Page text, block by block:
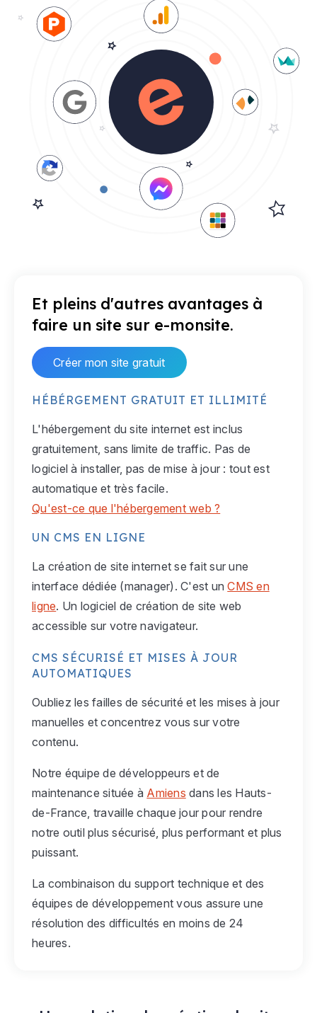
Et pleins d'autres avantages à
faire un site sur e-monsite.
Créer mon site gratuit
HÉBÉRGEMENT GRATUIT ET ILLIMITÉ
L'hébergement du site internet est inclus
gratuitement, sans limite de traffic. Pas de
logiciel à installer, pas de mise à jour : tout est
automatique et très facile.
Qu'est-ce que l'hébergement web ?
UN CMS EN LIGNE
La création de site internet se fait sur une
interface dédiée (manager). C'est unCMS en
ligne. Un logiciel de création de site web
accessible sur votre navigateur.
CMS SÉCURISÉ ET MISES À JOUR
AUTOMATIQUES
Oubliez les failles de sécurité et les mises à jour
manuelles et concentrez vous sur votre
contenu.
Notre équipe de développeurs et de
maintenance située à Amiens dans les Hauts-
de-France, travaille chaque jour pour rendre
notre outil plus sécurisé, plus performant et plus
puissant.
La combinaison du support technique et des
équipes de développement vous assure une
résolution des difficultés en moins de 24
heures.